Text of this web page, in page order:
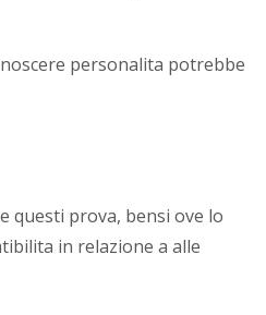
personalita potrebbe
questi prova, bensi ove lo
in relazione a alle